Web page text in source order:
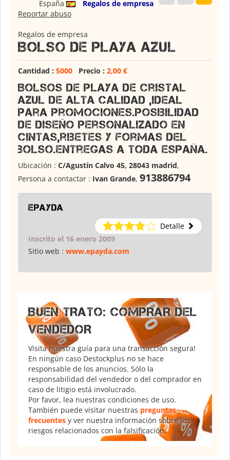
España
Regalos de empresa
Reportar abuso
Regalos de empresa
Bolso de Playa Azul
Cantidad : 5000 Precio : 2,00 €
Bolsos de playa de cristal
azul de alta calidad ,ideal
para promociones.Posibilidad
de diseño personalizado en
cintas,ribetes y formas del
bolso.Entregas a toda España.
Ubicación : C/Agustín Calvo 45, 28043 madrid,
Persona a contactar : Ivan Grande, 913886794
epayda
Detalle
Inscrito el 16 enero 2009
Sitio web : www.epayda.com
BUEN TRATO: COMPRAR DEL
VENDEDOR
Visita nuestra guía para una transacción segura!
En ningún caso Destockplus no se hace
responsable de los anuncios. Sólo la
responsabilidad del vendedor o del comprador en
caso de litigio está involucrado.
Por favor, lea nuestras condiciones de uso.
También puede visitar nuestras preguntas
frecuentes y ver nuestra información sobre los
riesgos relacionados con la falsificación.